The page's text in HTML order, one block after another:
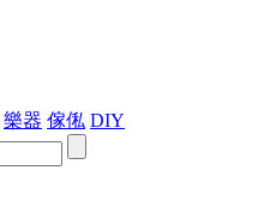
樂器 傢俬 DIY